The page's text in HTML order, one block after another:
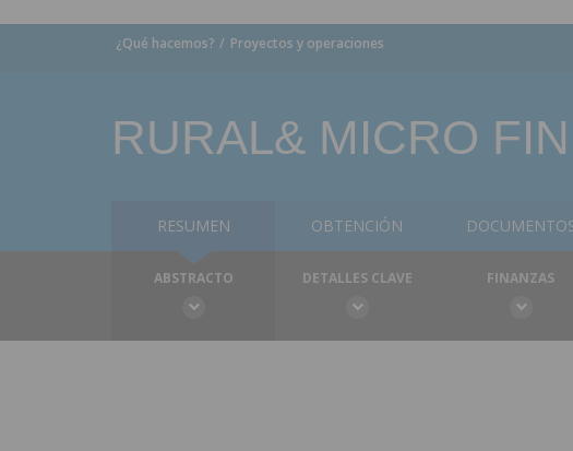
¿Qué hacemos? Proyectos y operaciones
RURAL& MICRO
RESUMEN OBTENCIÓN
ABSTRACTO DETALLES CLAVE FINANZAS